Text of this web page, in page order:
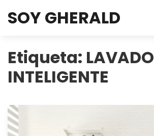
SOY GHERALD
Etiqueta: LAVADO
INTELIGENTE